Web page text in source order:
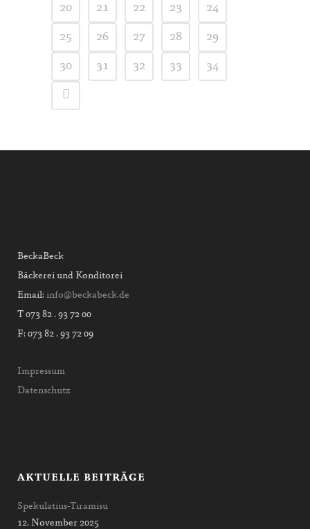
20 21 22 23 24
25 26 27 28 29
30 31 32 33 34
BeckaBeck
Bäckerei und Konditorei
Email: info@beckabeck.de
T 073 82 . 93 72 00
F: 073 82 . 93 72 09
Impressum
Datenschutz
AKTUELLE BEITRÄGE
Spekulatius-Tiramisu
12. November 2025